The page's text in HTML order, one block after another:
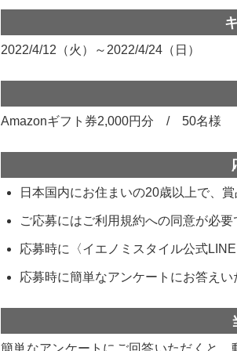
2022/4/12（火）～2022/4/24（日）
Amazonギフト券2,000円分 / 50名様
日本国内にお住まいの20歳以上で、
ご応募にはご利用規約への同意が必要
応募時に〈イエノミスタイル公式
応募時に簡単なアンケートにお答え
簡単なアンケートにご回答いただくと